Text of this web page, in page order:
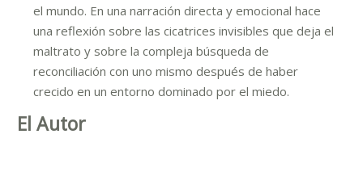
el mundo. En una narración directa y emocional hace
una reflexión sobre las cicatrices invisibles que deja el
maltrato y sobre la compleja búsqueda de
reconciliación con uno mismo después de haber
crecido en un entorno dominado por el miedo.
El Autor